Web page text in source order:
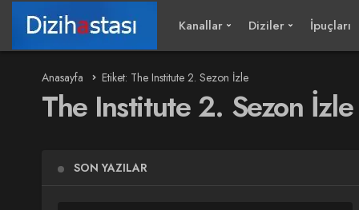
Kanallar Diziler İpuçları
Anasayfa Etiket: The Institute 2. Sezon İzle
The Institute 2. Sezon İzle
SON YAZILAR